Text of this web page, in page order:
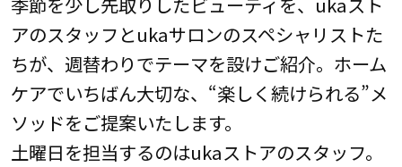
アのスタッフとukaサロンのスペシャリストた
ちが、週替わりでテーマを設けご紹介。ホーム
ケアでいちばん大切な、“楽しく続けられる”メ
ソッドをご提案いたします。
土曜日を担当するのはukaストアのスタッフ。